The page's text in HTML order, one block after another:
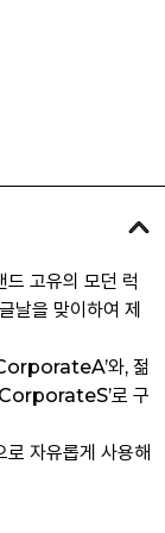
고유의 모던 럭
날을 맞이하여 제
와, 젊
CorporateS’로 구
로 자유롭게 사용해